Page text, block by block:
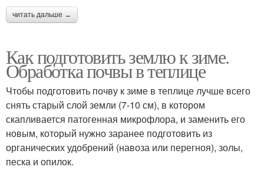
читать дальше →
Как подготовить землю к зиме.
Обработка почвы в теплице
Чтобы подготовить почву к зиме в теплице лучше всего
снять старый слой земли (7-10 см), в котором
скапливается патогенная микрофлора, и заменить его
новым, который нужно заранее подготовить из
органических удобрений (навоза или перегноя), золы,
песка и опилок.